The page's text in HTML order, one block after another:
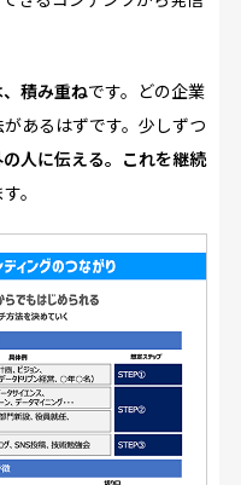
積み重ねです。どの企業
あるはずです。少しずつ
人に伝える。これを継続
。